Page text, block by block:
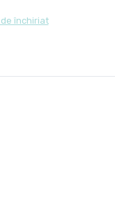
închiriat